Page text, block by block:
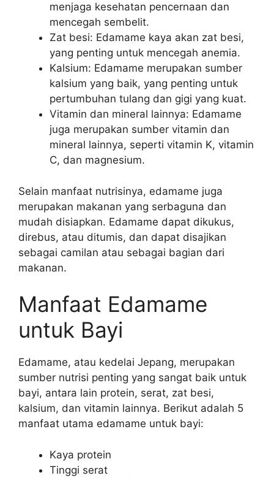
menjaga kesehatan pencernaan dan
mencegah sembelit.
Zat besi: Edamame kaya akan zat besi,
yang penting untuk mencegah anemia.
Kalsium: Edamame merupakan sumber
kalsium yang baik, yang penting untuk
pertumbuhan tulang dan gigi yang kuat.
Vitamin dan mineral lainnya: Edamame
juga merupakan sumber vitamin dan
mineral lainnya, seperti vitamin K, vitamin
C, dan magnesium.
Selain manfaat nutrisinya, edamame juga
merupakan makanan yang serbaguna dan
mudah disiapkan. Edamame dapat dikukus,
direbus, atau ditumis, dan dapat disajikan
sebagai camilan atau sebagai bagian dari
makanan.
Manfaat Edamame
untuk Bayi
Edamame, atau kedelai Jepang, merupakan
sumber nutrisi penting yang sangat baik untuk
bayi, antara lain protein, serat, zat besi,
kalsium, dan vitamin lainnya. Berikut adalah 5
manfaat utama edamame untuk bayi:
Kaya protein
Tinggi serat